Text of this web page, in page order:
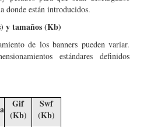
donde están introducidos.
y tamaños (Kb)
de los banners pueden variar.
estándares definidos
Gif
(Kb)
Swf
(Kb)